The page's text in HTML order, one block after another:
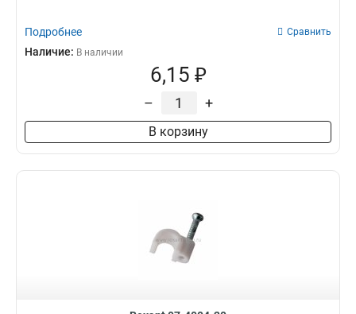
Подробнее Сравнить
Наличие: В наличии
6,15 ₽
– +
В корзину